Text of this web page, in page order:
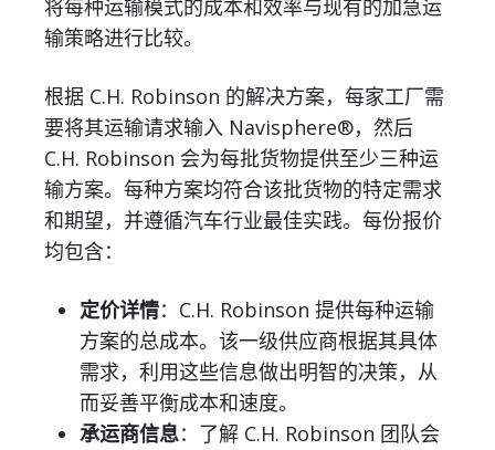
将每种运输模式的成本和效率与现有的加急运
输策略进行比较。
根据 C.H. Robinson 的解决方案，每家工厂需
要将其运输请求输入 Navisphere®，然后
C.H. Robinson 会为每批货物提供至少三种运
输方案。每种方案均符合该批货物的特定需求
和期望，并遵循汽车行业最佳实践。每份报价
均包含：
定价详情：C.H. Robinson 提供每种运输
方案的总成本。该一级供应商根据其具体
需求，利用这些信息做出明智的决策，从
而妥善平衡成本和速度。
承运商信息：了解 C.H. Robinson 团队会